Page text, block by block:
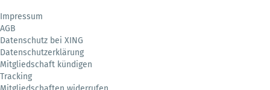
Impressum
AGB
Datenschutz bei XING
Datenschutzerklärung
Mitgliedschaft kündigen
Tracking